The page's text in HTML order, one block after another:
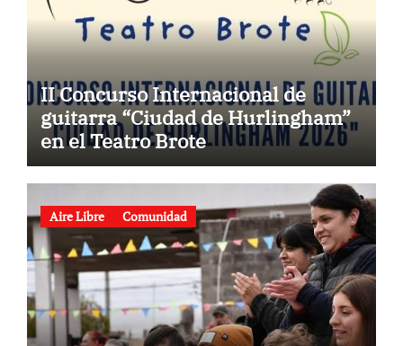
II Concurso Internacional de
guitarra “Ciudad de Hurlingham”
en el Teatro Brote
Aire Libre Comunidad